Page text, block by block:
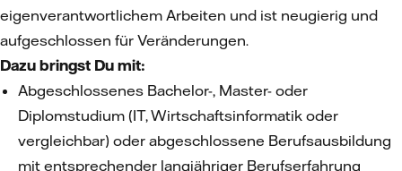
eigenverantwortlichem Arbeiten und ist neugierig und
aufgeschlossen für Veränderungen.
Dazu bringst Du mit:
Abgeschlossenes Bachelor-, Master- oder
Diplomstudium (IT, Wirtschaftsinformatik oder
vergleichbar) oder abgeschlossene Berufsausbildung
mit entsprechender langjähriger Berufserfahrung